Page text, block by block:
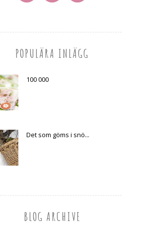
POPULÄRA INLÄGG
100 000
Det som göms i snö...
BLOG ARCHIVE